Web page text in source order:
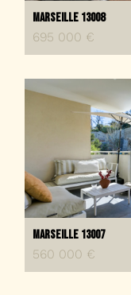
Marseille 13008
695 000 €
Marseille 13007
560 000 €